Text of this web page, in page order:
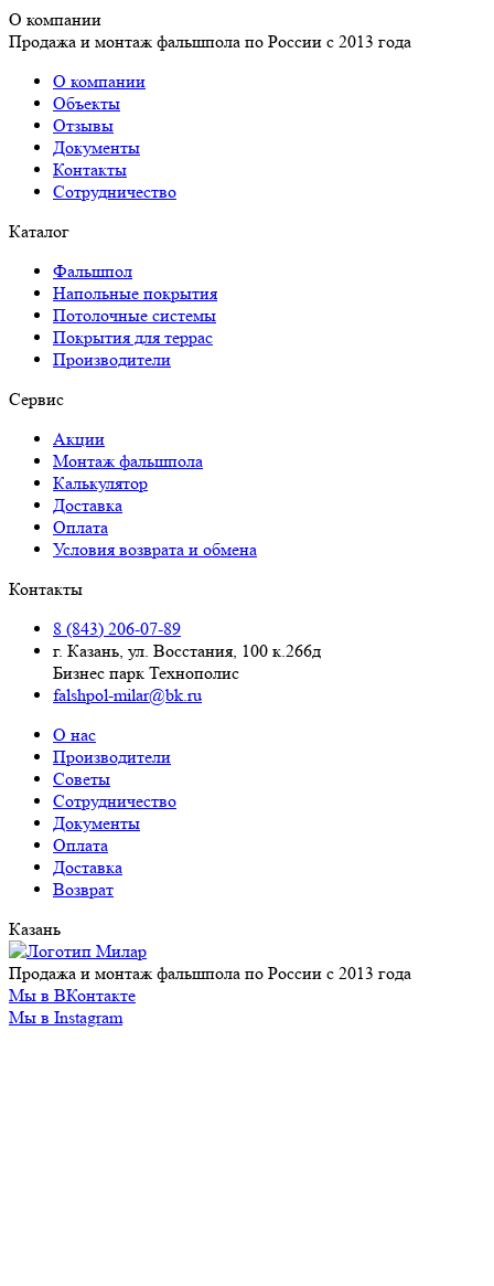
О компании
Продажа и монтаж фальшпола по России с 2013 года
О компании
Объекты
Отзывы
Документы
Контакты
Сотрудничество
Каталог
Фальшпол
Напольные покрытия
Потолочные системы
Покрытия для террас
Производители
Сервис
Акции
Монтаж фальшпола
Калькулятор
Доставка
Оплата
Условия возврата и обмена
Контакты
8 (843) 206-07-89
г. Казань, ул. Восстания, 100 к.266д
Бизнес парк Технополис
falshpol-milar@bk.ru
О нас
Производители
Советы
Сотрудничество
Документы
Оплата
Доставка
Возврат
Казань
Продажа и монтаж фальшпола по России с 2013 года
Мы в ВКонтакте
Мы в Instagram